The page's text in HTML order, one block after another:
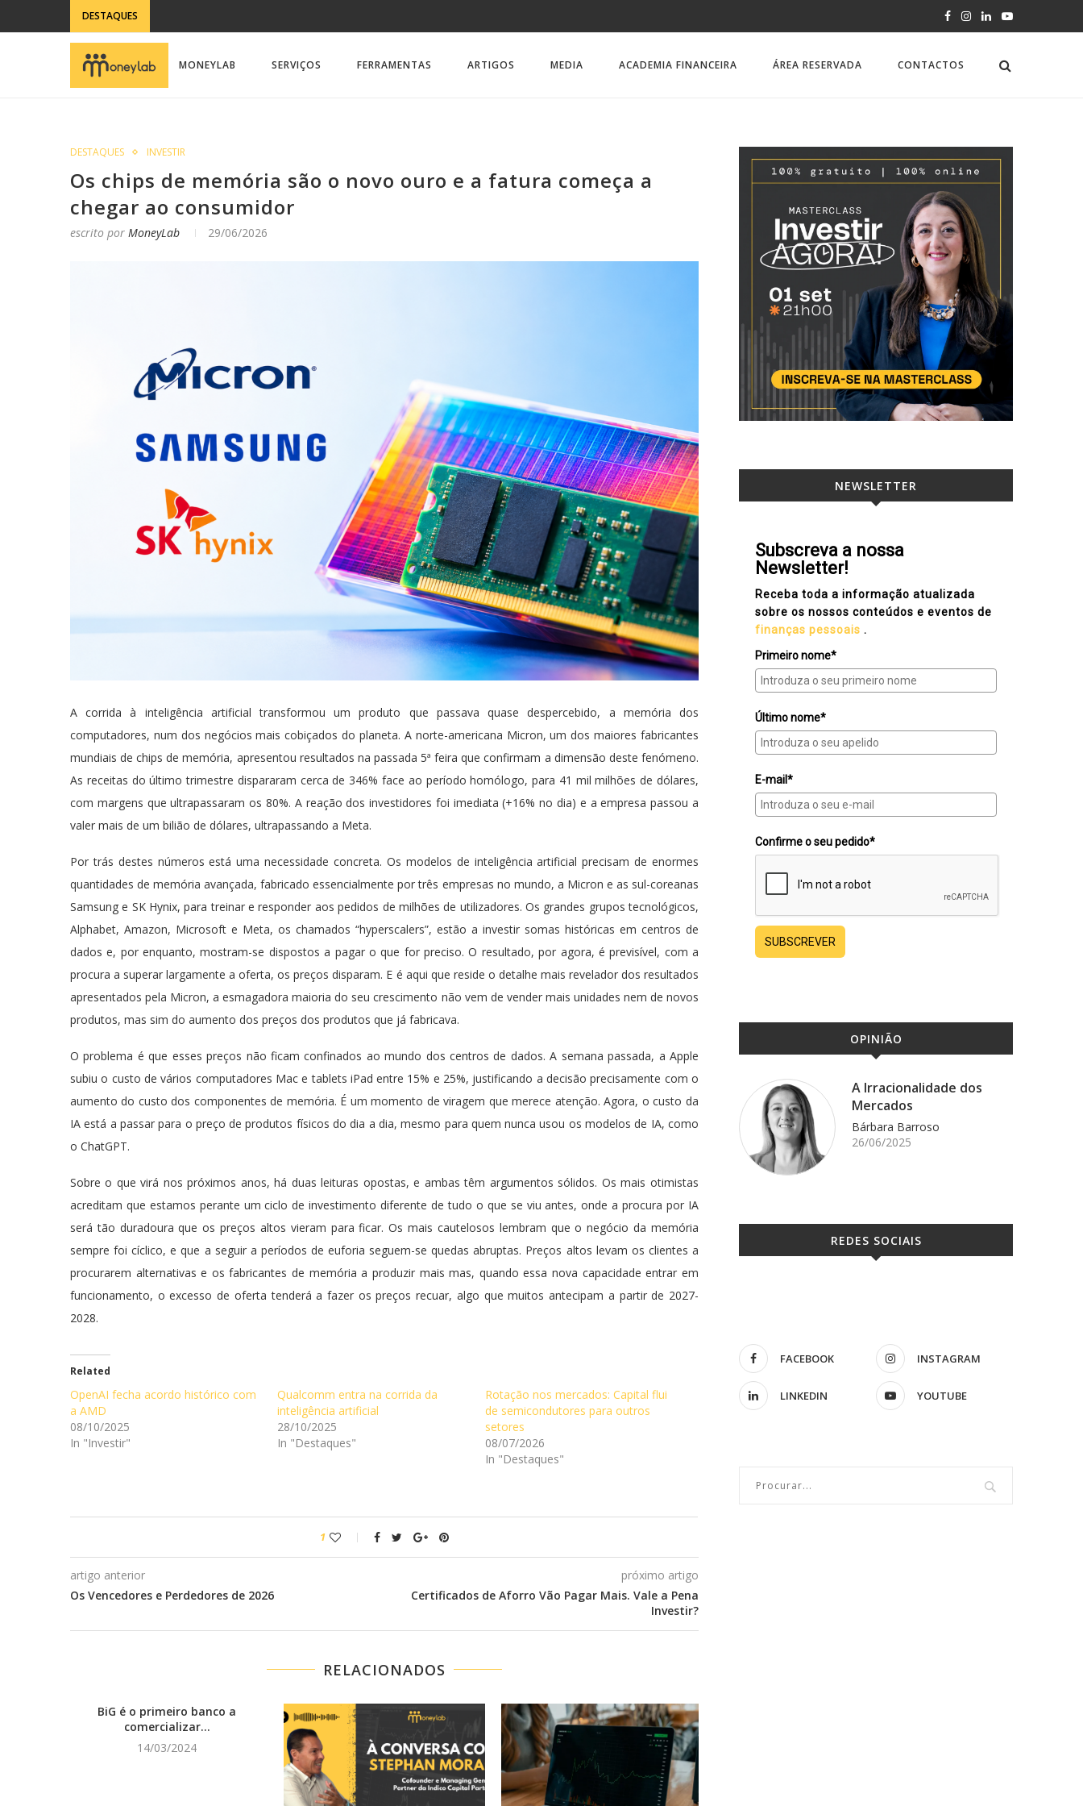
DESTAQUES
MONEYLAB SERVIÇOS FERRAMENTAS ARTIGOS MEDIA ACADEMIA FINANCEIRA ÁREA RESERVADA CONTACTOS
DESTAQUES INVESTIR
Os chips de memória são o novo ouro e a fatura começa a
chegar ao consumidor
escrito por MoneyLab 29/06/2026
A corrida à inteligência artificial transformou um produto que passava quase despercebido, a memória dos
computadores, num dos negócios mais cobiçados do planeta. A norte-americana Micron, um dos maiores fabricantes
mundiais de chips de memória, apresentou resultados na passada 5ª feira que confirmam a dimensão deste fenómeno.
As receitas do último trimestre dispararam cerca de 346% face ao período homólogo, para 41 mil milhões de dólares,
com margens que ultrapassaram os 80%. A reação dos investidores foi imediata (+16% no dia) e a empresa passou a
valer mais de um bilião de dólares, ultrapassando a Meta.
Por trás destes números está uma necessidade concreta. Os modelos de inteligência artificial precisam de enormes
quantidades de memória avançada, fabricado essencialmente por três empresas no mundo, a Micron e as sul-coreanas
Samsung e SK Hynix, para treinar e responder aos pedidos de milhões de utilizadores. Os grandes grupos tecnológicos,
Alphabet, Amazon, Microsoft e Meta, os chamados “hyperscalers”, estão a investir somas históricas em centros de
dados e, por enquanto, mostram-se dispostos a pagar o que for preciso. O resultado, por agora, é previsível, com a
procura a superar largamente a oferta, os preços disparam. E é aqui que reside o detalhe mais revelador dos resultados
apresentados pela Micron, a esmagadora maioria do seu crescimento não vem de vender mais unidades nem de novos
produtos, mas sim do aumento dos preços dos produtos que já fabricava.
O problema é que esses preços não ficam confinados ao mundo dos centros de dados. A semana passada, a Apple
subiu o custo de vários computadores Mac e tablets iPad entre 15% e 25%, justificando a decisão precisamente com o
aumento do custo dos componentes de memória. É um momento de viragem que merece atenção. Agora, o custo da
IA está a passar para o preço de produtos físicos do dia a dia, mesmo para quem nunca usou os modelos de IA, como
o ChatGPT.
Sobre o que virá nos próximos anos, há duas leituras opostas, e ambas têm argumentos sólidos. Os mais otimistas
acreditam que estamos perante um ciclo de investimento diferente de tudo o que se viu antes, onde a procura por IA
será tão duradoura que os preços altos vieram para ficar. Os mais cautelosos lembram que o negócio da memória
sempre foi cíclico, e que a seguir a períodos de euforia seguem-se quedas abruptas. Preços altos levam os clientes a
procurarem alternativas e os fabricantes de memória a produzir mais mas, quando essa nova capacidade entrar em
funcionamento, o excesso de oferta tenderá a fazer os preços recuar, algo que muitos antecipam a partir de 2027-
2028.
Related
OpenAI fecha acordo histórico com
a AMD
08/10/2025
In "Investir"
Qualcomm entra na corrida da
inteligência artificial
28/10/2025
In "Destaques"
Rotação nos mercados: Capital flui
de semicondutores para outros
setores
08/07/2026
In "Destaques"
1
artigo anterior
Os Vencedores e Perdedores de 2026
próximo artigo
Certificados de Aforro Vão Pagar Mais. Vale a Pena
Investir?
RELACIONADOS
BiG é o primeiro banco a
comercializar...
14/03/2024
NEWSLETTER
Subscreva a nossa
Newsletter!
Receba toda a informação atualizada
sobre os nossos conteúdos e eventos de
finanças pessoais .
Primeiro nome*
Último nome*
E-mail*
Confirme o seu pedido*
SUBSCREVER
OPINIÃO
A Irracionalidade dos
Mercados
Bárbara Barroso
26/06/2025
REDES SOCIAIS
FACEBOOK INSTAGRAM
LINKEDIN YOUTUBE